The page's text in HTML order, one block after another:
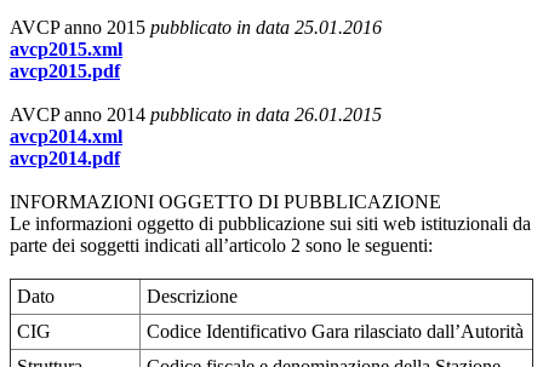
AVCP anno 2015 pubblicato in data 25.01.2016
avcp2015.xml
avcp2015.pdf
AVCP anno 2014 pubblicato in data 26.01.2015
avcp2014.xml
avcp2014.pdf
INFORMAZIONI OGGETTO DI PUBBLICAZIONE
Le informazioni oggetto di pubblicazione sui siti web istituzionali da
parte dei soggetti indicati all’articolo 2 sono le seguenti:
Dato
Descrizione
CIG
Codice Identificativo Gara rilasciato dall’Autorità